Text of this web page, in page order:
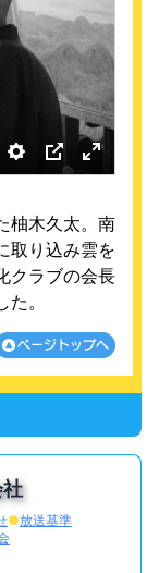
Settings
PIP Enter
柚木久太。南
取り込み雲を
クラブの会長
。
●放送基準